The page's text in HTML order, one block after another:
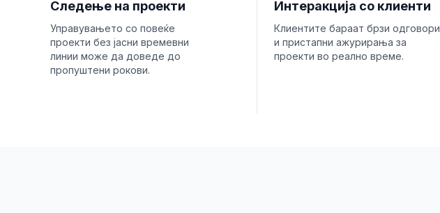
Следење на проекти
Управувањето со повеќе
проекти без јасни времевни
линии може да доведе до
пропуштени рокови.
Интеракција со клиенти
Клиентите бараат брзи одговори
и пристапни ажурирања за
проекти во реално време.